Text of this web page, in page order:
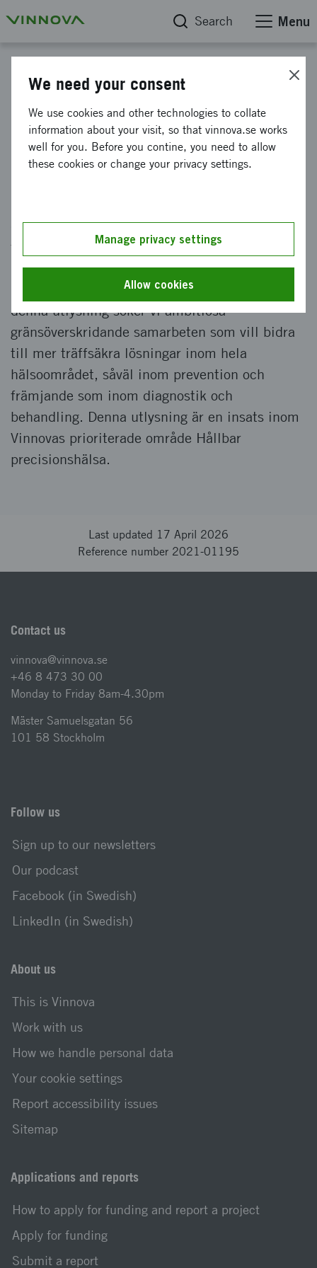
Search Menu
Innovationsmiljöer inom
precisionshälsa
digitalisering stora möjligheter att nyttja och
förbättra individens förutsättningar till ökad
hälsa och välbefinnande på ett jämlikt och
hållbart sätt. Det kallar vi precisionshälsa. I
denna utlysning söker vi ambitiösa
gränsöverskridande samarbeten som vill bidra
till mer träffsäkra lösningar inom hela
hälsoområdet, såväl inom prevention och
främjande som inom diagnostik och
behandling. Denna utlysning är en insats inom
Vinnovas prioriterade område Hållbar
precisionshälsa.
Last updated 17 April 2026
Reference number 2021-01195
Contact us
vinnova@vinnova.se
+46 8 473 30 00
Monday to Friday 8am-4.30pm
Mäster Samuelsgatan 56
101 58 Stockholm
Follow us
Sign up to our newsletters
Our podcast
Facebook (in Swedish)
LinkedIn (in Swedish)
About us
This is Vinnova
Work with us
How we handle personal data
Your cookie settings
Report accessibility issues
Sitemap
Applications and reports
How to apply for funding and report a project
Apply for funding
Submit a report
We need your consent
We use cookies and other technologies to collate
information about your visit, so that vinnova.se works
well for you. Before you contine, you need to allow
these cookies or change your privacy settings.
Manage privacy settings
Allow cookies